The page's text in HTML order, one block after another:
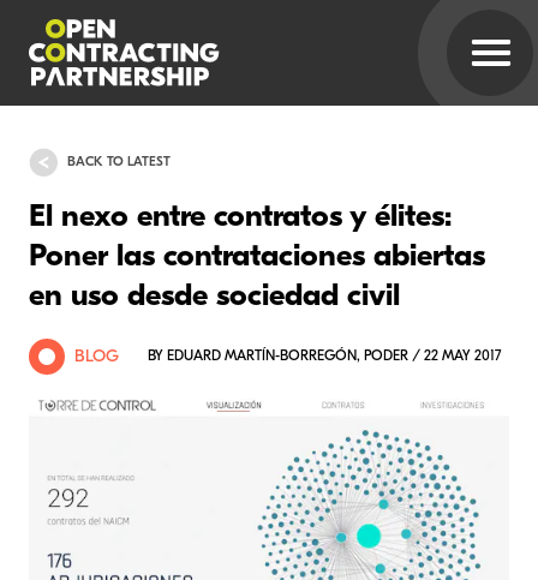
BACK TO LATEST
El nexo entre contratos y élites:
Poner las contrataciones abiertas
en uso desde sociedad civil
BLOG BY EDUARD MARTÍN-BORREGÓN, PODER / 22 MAY 2017